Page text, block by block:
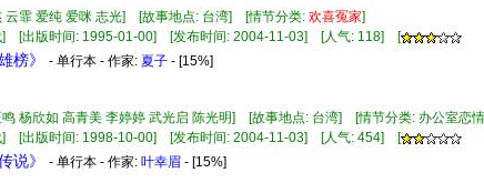
云霏 爱纯 爱咪 志光] [故事地点: 台湾] [情节分类: 欢喜冤家]
] [出版时间: 1995-01-00] [发布时间: 2004-11-03] [人气: 118] [
榜》 - 单行本 - 作家: 夏子 - [15%]
鸣 杨欣如 高青美 李婷婷 武光启 陈光明] [故事地点: 台湾] [情节分类: 办公室恋
] [出版时间: 1998-10-00] [发布时间: 2004-11-03] [人气: 454] [
说》 - 单行本 - 作家: 叶幸眉 - [15%]